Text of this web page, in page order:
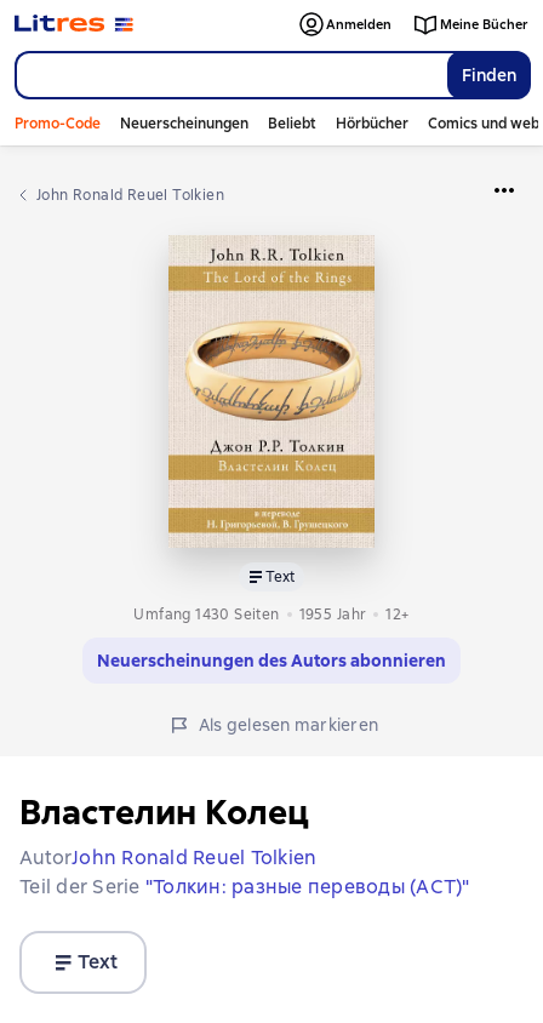
Finden
Anmelden Meine Bücher
Promo-Code Neuerscheinungen Beliebt Hörbücher Comics und
John Ronald Reuel Tolkien
Text
Umfang 1430 Seiten
1955 Jahr 12+
Neuerscheinungen des Autors abonnieren
Als gelesen markieren
Властелин Колец
AutorJohn Ronald Reuel Tolkien
Teil der Serie "Толкин: разные переводы (АСТ)"
Text